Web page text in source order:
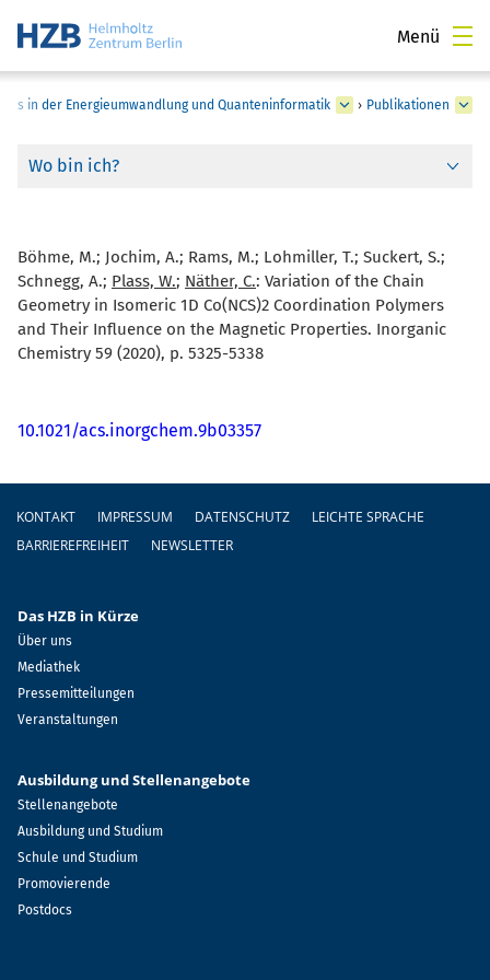
Menü
in der Energieumwandlung und Quanteninformatik › Publikationen
Wo bin ich?
Böhme, M.; Jochim, A.; Rams, M.; Lohmiller, T.; Suckert, S.;
Schnegg, A.; Plass, W.; Näther, C.: Variation of the Chain
Geometry in Isomeric 1D Co(NCS)2 Coordination Polymers
and Their Influence on the Magnetic Properties. Inorganic
Chemistry 59 (2020), p. 5325-5338
10.1021/acs.inorgchem.9b03357
Fußzeile
KONTAKT IMPRESSUM DATENSCHUTZ
LEICHTE SPRACHE
BARRIEREFREIHEIT
NEWSLETTER
Das HZB in Kürze
Über uns
Mediathek
Pressemitteilungen
Veranstaltungen
Ausbildung und Stellenangebote
Stellenangebote
Ausbildung und Studium
Schule und Studium
Promovierende
Postdocs